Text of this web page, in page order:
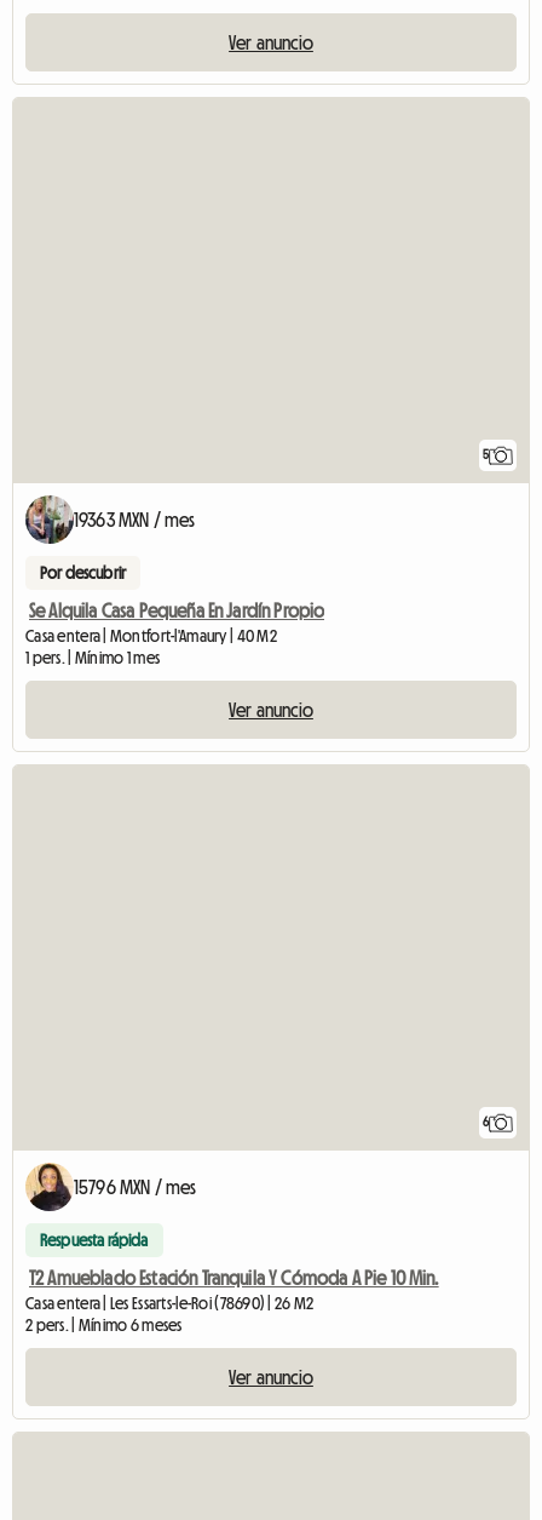
Ver anuncio
5
19363 MXN / mes
Por descubrir
Se Alquila Casa Pequeña En Jardín Propio
Casa entera | Montfort-l'Amaury | 40 M2
1 pers. | Mínimo 1 mes
Ver anuncio
6
15796 MXN / mes
Respuesta rápida
T2 Amueblado Estación Tranquila Y Cómoda A Pie 10 Min.
Casa entera | Les Essarts-le-Roi (78690) | 26 M2
2 pers. | Mínimo 6 meses
Ver anuncio